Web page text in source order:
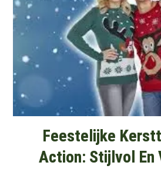
Feestelijke
Action: Stijlvol En